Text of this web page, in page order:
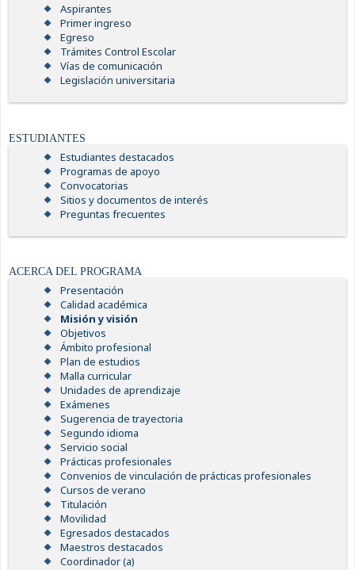
Aspirantes
Primer ingreso
Egreso
Trámites Control Escolar
Vías de comunicación
Legislación universitaria
ESTUDIANTES
Estudiantes destacados
Programas de apoyo
Convocatorias
Sitios y documentos de interés
Preguntas frecuentes
ACERCA DEL PROGRAMA
Presentación
Calidad académica
Misión y visión
Objetivos
Ámbito profesional
Plan de estudios
Malla curricular
Unidades de aprendizaje
Exámenes
Sugerencia de trayectoria
Segundo idioma
Servicio social
Prácticas profesionales
Convenios de vinculación de prácticas profesionales
Cursos de verano
Titulación
Movilidad
Egresados destacados
Maestros destacados
Coordinador (a)